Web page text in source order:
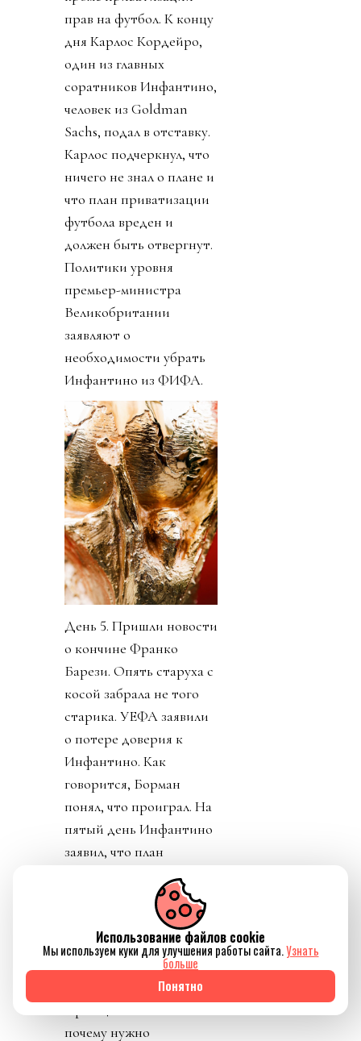
прав на футбол. К концу
дня Карлос Кордейро,
один из главных
соратников Инфантино,
человек из Goldman
Sachs, подал в отставку.
Карлос подчеркнул, что
ничего не знал о плане и
что план приватизации
футбола вреден и
должен быть отвергнут.
Политики уровня
премьер-министра
Великобритании
заявляют о
необходимости убрать
Инфантино из ФИФА.
День 5. Пришли новости
о кончине Франко
Барези. Опять старуха с
косой забрала не того
старика. УЕФА заявили
о потере доверия к
Инфантино. Как
говорится, Борман
понял, что проиграл. На
пятый день Инфантино
заявил, что план
отменяется. Пресса
узнала, что Джанни себе
уже выторговал
зарплату в 30 миллионов
долларов в год, и
дивиденды от нового
почему нужно
Использование файлов cookie
Мы используем куки для улучшения работы сайта.Узнать
больше
Понятно